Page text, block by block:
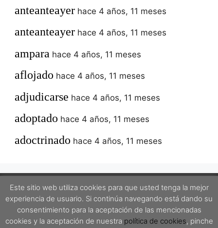
anteanteayer hace 4 años, 11 meses
anteanteayer hace 4 años, 11 meses
ampara hace 4 años, 11 meses
aflojado hace 4 años, 11 meses
adjudicarse hace 4 años, 11 meses
adoptado hace 4 años, 11 meses
adoctrinado hace 4 años, 11 meses
Este proyecto está protegido por una licencia Creative Commons Attribution-
ShareAlike 4.0 International License.
Este sitio web utiliza cookies para que usted tenga la mejor
experiencia de usuario. Si continúa navegando está dando su
consentimiento para la aceptación de las mencionadas
cookies y la aceptación de nuestra política de cookies, pinche